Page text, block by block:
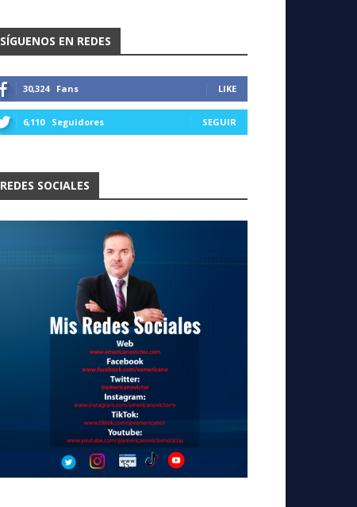
SÍGUENOS EN REDES
30,324 Fans LIKE
6,110 Seguidores SEGUIR
REDES SOCIALES